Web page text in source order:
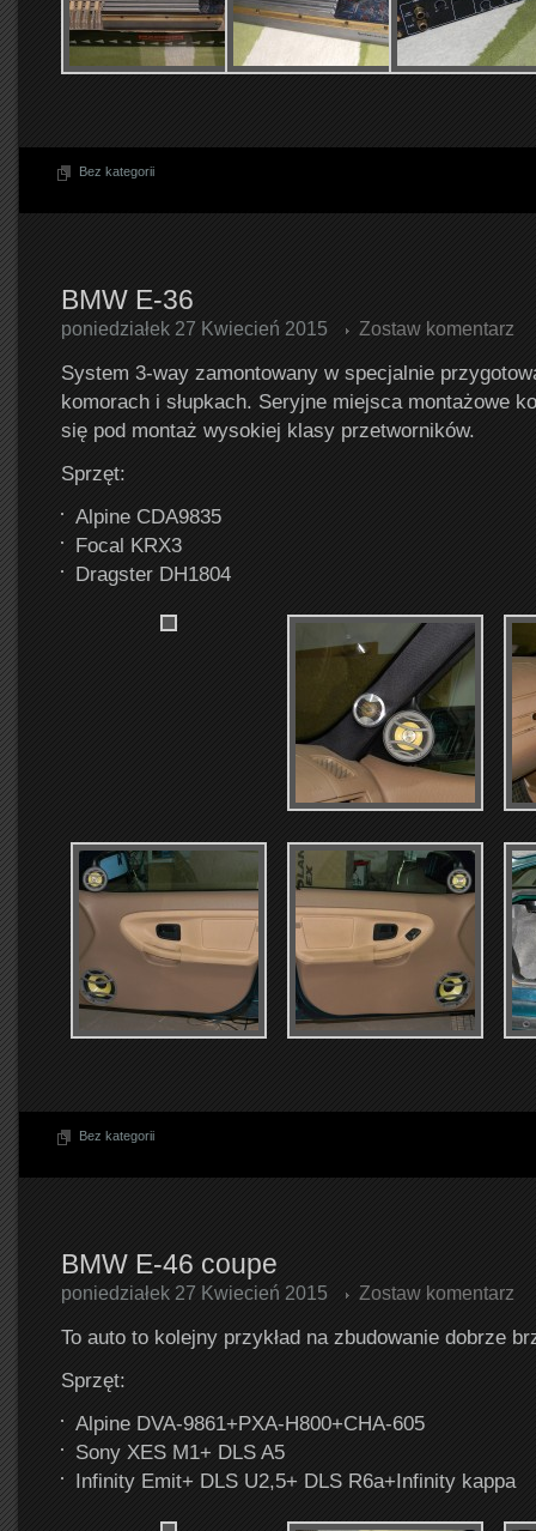
Bez kategorii
BMW E-36
poniedziałek 27 Kwiecień 2015 Zostaw komentarz
System 3-way zamontowany w specjalnie
komorach i słupkach. Seryjne miejsca montażowe
się pod montaż wysokiej klasy przetworników.
Sprzęt:
Alpine CDA9835
Focal KRX3
Dragster DH1804
Bez kategorii
BMW E-46 coupe
poniedziałek 27 Kwiecień 2015 Zostaw komentarz
To auto to kolejny przykład na zbudowanie dobrze
Sprzęt:
Alpine DVA-9861+PXA-H800+CHA-605
Sony XES M1+ DLS A5
Infinity Emit+ DLS U2,5+ DLS R6a+Infinity kappa